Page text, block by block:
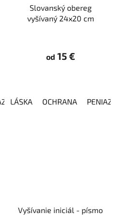
ŠŤASTIE ÚSPECH
Slovanský obereg
vyšívaný 24x20 cm
od 15 €
LÁSKA OCHRANA PENIAZE
Vyšívanie iniciál - písmo